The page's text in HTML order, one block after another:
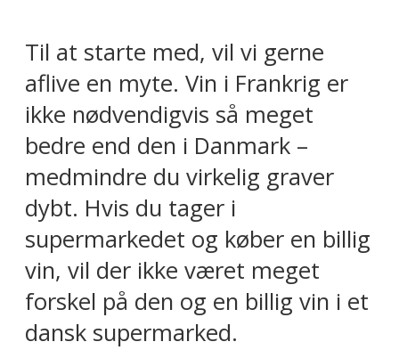
Til at starte med, vil vi gerne
aflive en myte. Vin i Frankrig er
ikke nødvendigvis så meget
bedre end den i Danmark –
medmindre du virkelig graver
dybt. Hvis du tager i
supermarkedet og køber en billig
vin, vil der ikke været meget
forskel på den og en billig vin i et
dansk supermarked.